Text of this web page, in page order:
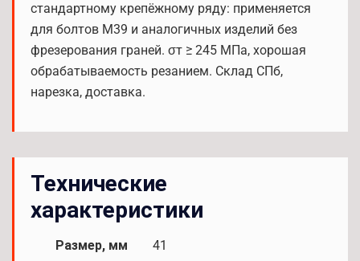
стандартному крепёжному ряду: применяется
для болтов M39 и аналогичных изделий без
фрезерования граней. σт ≥ 245 МПа, хорошая
обрабатываемость резанием. Склад СПб,
нарезка, доставка.
Технические
характеристики
Размер, мм
41